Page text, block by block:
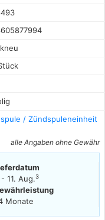
/ Zündspuleneinheit
alle Angaben ohne Gewähr
- 11. Aug.3
Monate